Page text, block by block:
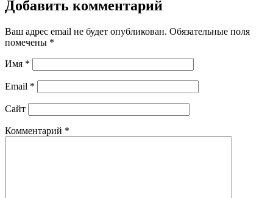
Добавить комментарий
Ваш адрес email не будет опубликован. Обязательные поля
помечены *
Имя *
Email *
Сайт
Комментарий *